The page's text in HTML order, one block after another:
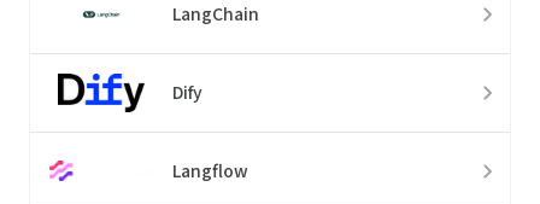
LangChain
Dify
Langflow